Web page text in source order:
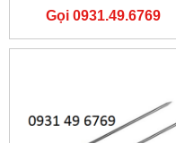
Gọi 0931.49.6769